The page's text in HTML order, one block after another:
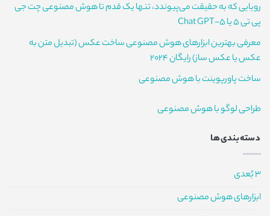
رویایی که به حقیقت می‌پیوندد، تنها یک قدم تا هوش مصنوعی چت جی
پی تی 5 یا Chat GPT-5
معرفی بهترین ابزارهای هوش مصنوعی ساخت عکس (تبدیل متن به
عکس یا عکس ساز) رایگان 2024
ساخت پاورپوینت با هوش مصنوعی
طراحی لوگو با هوش مصنوعی
دسته‌بندی‌ها
3 بُعدی
ابزارهای هوش مصنوعی